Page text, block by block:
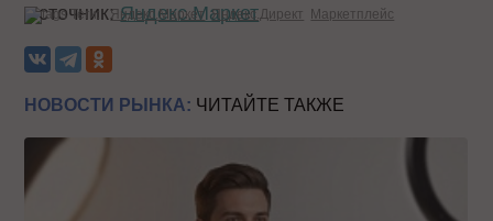
Источник:Яндекс.Маркет
Теги: Яндекс.Маркет Яндекс.Директ Маркетплейс
НОВОСТИ РЫНКА: ЧИТАЙТЕ ТАКЖЕ